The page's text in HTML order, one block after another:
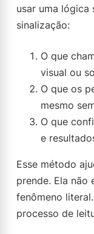
usar uma lógica
sinalização:
O que
visual ou
O que os
mesmo
O que
e
Esse método
prende. Ela não
fenômeno
processo de